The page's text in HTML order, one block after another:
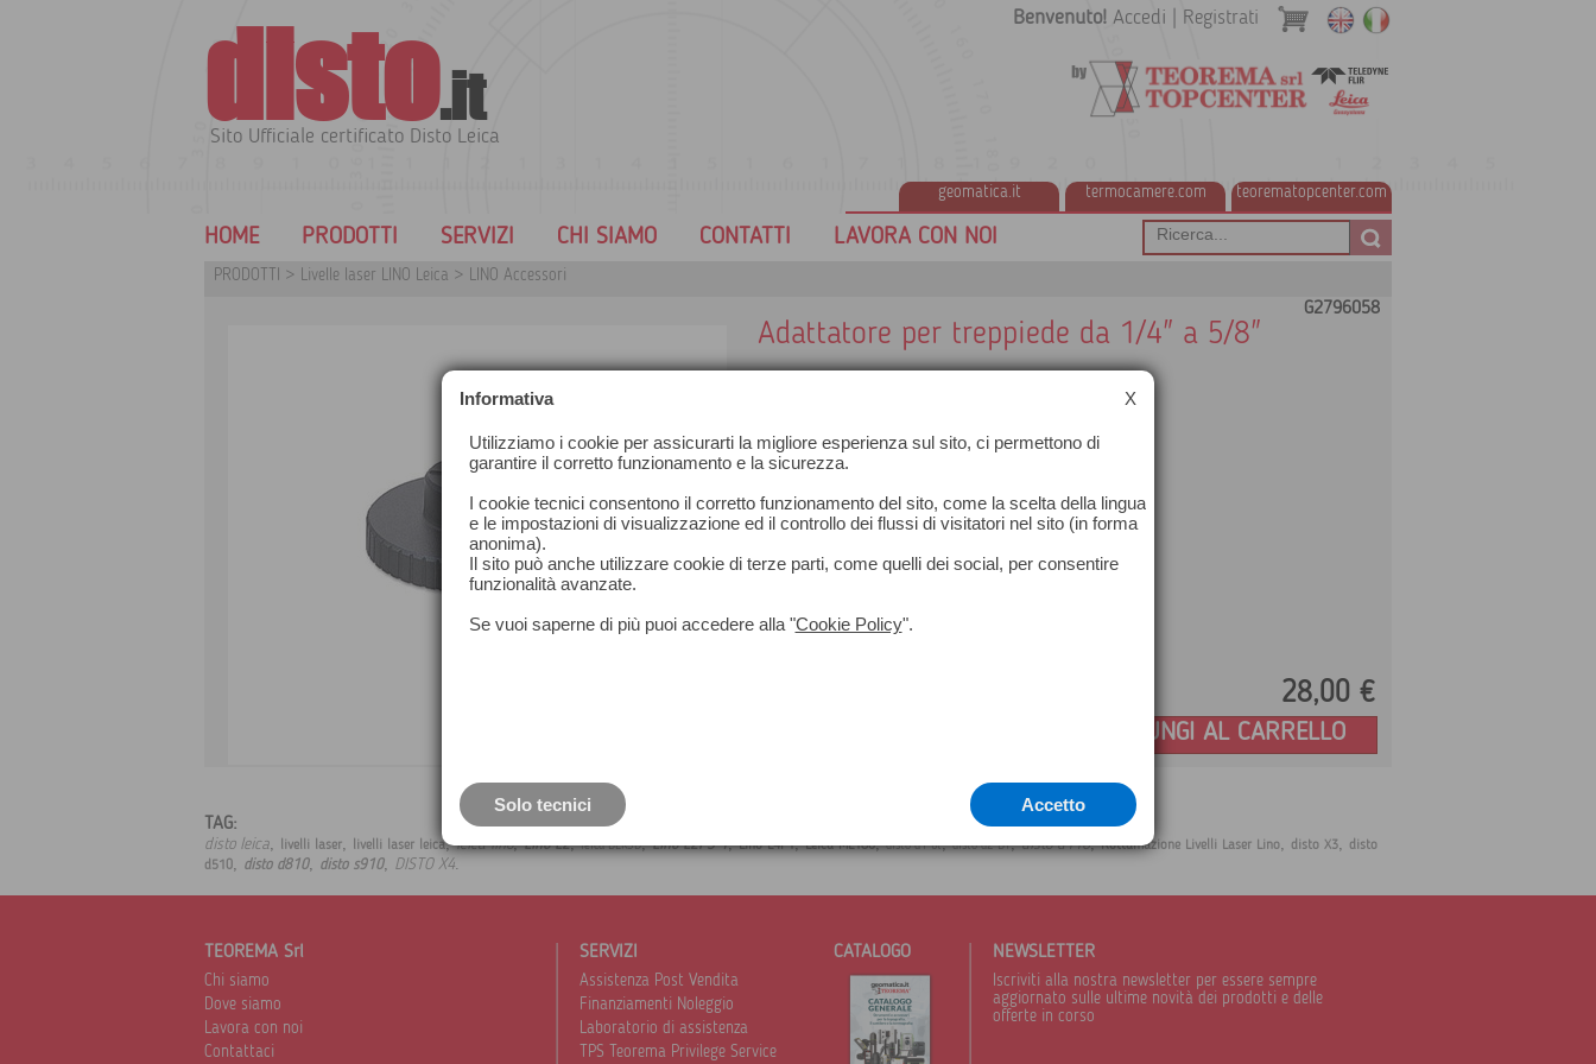
disto.it
Sito Ufficiale certificato Disto Leica
geomatica.it termocamere.com teorematopcenter.com
Benvenuto! Accedi Registrati
HOME PRODOTTI SERVIZI CHI SIAMO CONTATTI LAVORA CON NOI
PRODOTTI > Livelle laser LINO Leica > LINO Accessori
G2796058
Adattatore per treppiede da 1/4" a 5/8"
28,00 €
AGGIUNGI AL CARRELLO
TAG:
disto leica, livelli laser, livelli laser leica,leica lino,Lino L2,leica BLK3D,Lino L2P5 1,Lino L4P1,Leica ML180,disto d1 bt,disto d2 BT,disto d110,Rottamazione Livelli Laser Lino, disto X3, disto
d510, disto d810, disto s910, DISTO X4.
TEOREMA Srl
Chi siamo
Dove siamo
Lavora con noi
Contattaci
SERVIZI
Assistenza Post Vendita
Finanziamenti Noleggio
Laboratorio di assistenza
TPS Teorema Privilege Service
CATALOGO NEWSLETTER
Iscriviti alla nostra newsletter per essere sempre
aggiornato sulle ultime novità dei prodotti e delle
offerte in corso
Informativa X
Utilizziamo i cookie per assicurarti la migliore esperienza sul sito, ci permettono di
garantire il corretto funzionamento e la sicurezza.
I cookie tecnici consentono il corretto funzionamento del sito, come la scelta della lingua
e le impostazioni di visualizzazione ed il controllo dei flussi di visitatori nel sito (in forma
anonima).
Il sito può anche utilizzare cookie di terze parti, come quelli dei social, per consentire
funzionalità avanzate.
Se vuoi saperne di più puoi accedere alla "Cookie Policy".
Solo tecnici Accetto